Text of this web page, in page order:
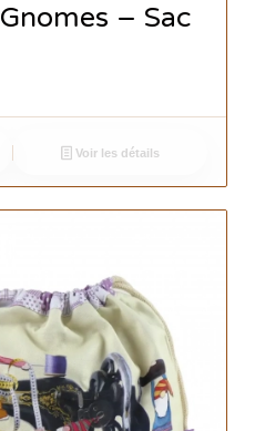
– Sac
Voir les détails